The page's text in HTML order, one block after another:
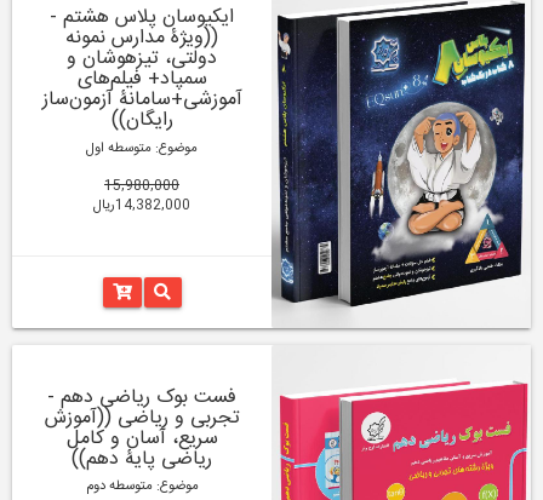
ایکیوسان پلاس هشتم -
((ویژۀ مدارس نمونه
دولتی، تیزهوشان و
سمپاد+ فیلم‌های
آموزشی+سامانۀ آزمون‌ساز
رایگان))
موضوع: متوسطه اول
15,980,000
14,382,000ریال
فست بوک ریاضی دهم -
تجربی و ریاضی ((آموزش
سریع، آسان و کامل
ریاضی پایۀ دهم))
موضوع: متوسطه دوم